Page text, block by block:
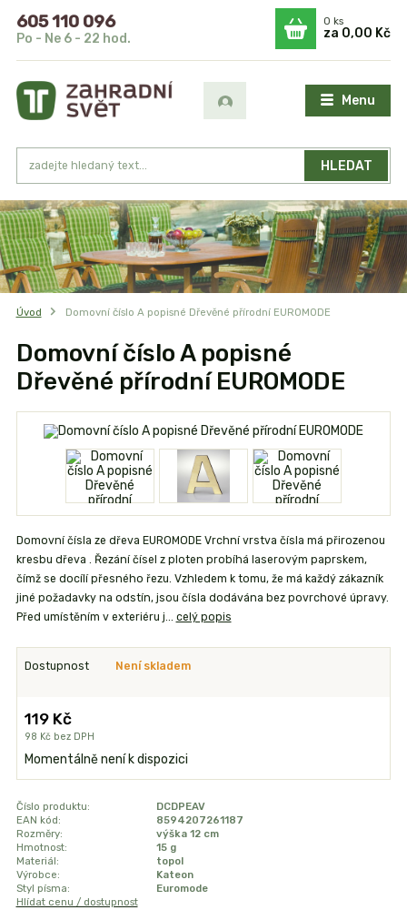
Menu
HLEDAT
605 110 096
Po - Ne 6 - 22 hod.
0ks
za 0,00 Kč
Úvod Domovní číslo A popisné Dřevěné přírodní EUROMODE
Domovní číslo A popisné
Dřevěné přírodní EUROMODE
Domovní čísla ze dřeva EUROMODE Vrchní vrstva čísla má přirozenou
kresbu dřeva . Řezání čísel z ploten probíhá laserovým paprskem,
čímž se docílí přesného řezu. Vzhledem k tomu, že má každý zákazník
jiné požadavky na odstín, jsou čísla dodávána bez povrchové úpravy.
Před umístěním v exteriéru j... celý popis
Dostupnost Není skladem
119 Kč
98 Kč bez DPH
Momentálně není k dispozici
Číslo produktu:
DCDPEAV
EAN kód:
8594207261187
Rozměry:
výška 12 cm
Hmotnost:
15 g
Materiál:
topol
Výrobce:
Kateon
Styl písma:
Euromode
Hlídat cenu / dostupnost